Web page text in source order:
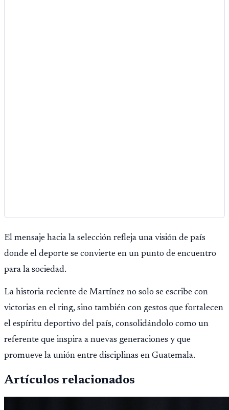
El mensaje hacia la selección refleja una visión de país
donde el deporte se convierte en un punto de encuentro
para la sociedad.
La historia reciente de Martínez no solo se escribe con
victorias en el ring, sino también con gestos que fortalecen
el espíritu deportivo del país, consolidándolo como un
referente que inspira a nuevas generaciones y que
promueve la unión entre disciplinas en Guatemala.
Artículos relacionados